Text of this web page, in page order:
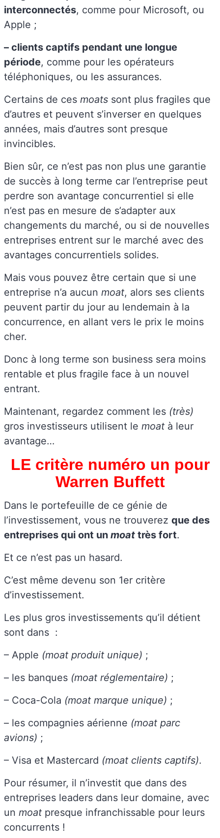
interconnectés, comme pour Microsoft, ou
Apple ;
– clients captifs pendant une longue
période, comme pour les opérateurs
téléphoniques, ou les assurances.
Certains de ces moats sont plus fragiles que
d’autres et peuvent s’inverser en quelques
années, mais d’autres sont presque
invincibles.
Bien sûr, ce n’est pas non plus une garantie
de succès à long terme car l’entreprise peut
perdre son avantage concurrentiel si elle
n’est pas en mesure de s’adapter aux
changements du marché, ou si de nouvelles
entreprises entrent sur le marché avec des
avantages concurrentiels solides.
Mais vous pouvez être certain que si une
entreprise n’a aucun moat, alors ses clients
peuvent partir du jour au lendemain à la
concurrence, en allant vers le prix le moins
cher.
Donc à long terme son business sera moins
rentable et plus fragile face à un nouvel
entrant.
Maintenant, regardez comment les (très)
gros investisseurs utilisent le moat à leur
avantage…
LE critère numéro un pour
Warren Buffett
Dans le portefeuille de ce génie de
l’investissement, vous ne trouverez que des
entreprises qui ont un moat très fort.
Et ce n’est pas un hasard.
C’est même devenu son 1er critère
d’investissement.
Les plus gros investissements qu’il détient
sont dans :
– Apple (moat produit unique) ;
– les banques (moat réglementaire) ;
– Coca-Cola (moat marque unique) ;
– les compagnies aérienne (moat parc
avions) ;
– Visa et Mastercard (moat clients captifs).
Pour résumer, il n’investit que dans des
entreprises leaders dans leur domaine, avec
un moat presque infranchissable pour leurs
concurrents !